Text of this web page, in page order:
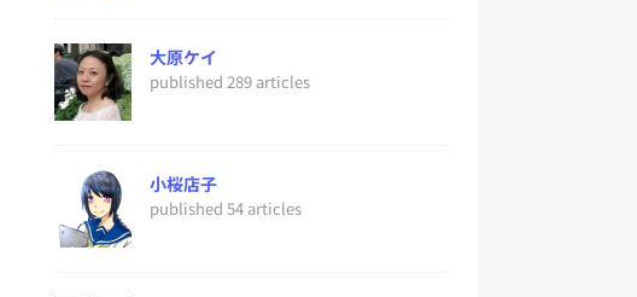
大原ケイ
published 289 articles
小桜店子
published 54 articles